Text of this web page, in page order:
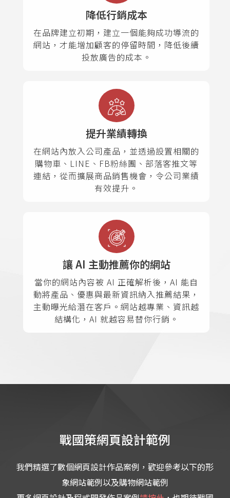
降低行銷成本
在品牌建立初期，建立一個能夠成功導流的
網站，才能增加顧客的停留時間，降低後續
投放廣告的成本。
提升業績轉換
在網站內放入公司產品，並透過設置相關的
購物車、LINE、FB粉絲團、部落客推文等
連結，從而擴展商品銷售機會，令公司業績
有效提升。
讓 AI 主動推薦你的網站
當你的網站內容被 AI 正確解析後，AI 能自
動將產品、優惠與最新資訊納入推薦結果，
主動曝光給潛在客戶。網站越專業、資訊越
結構化，AI 就越容易替你行銷。
戰國策網頁設計範例
我們精選了數個網頁設計作品案例，歡迎參考以下的形
象網站範例以及購物網站範例